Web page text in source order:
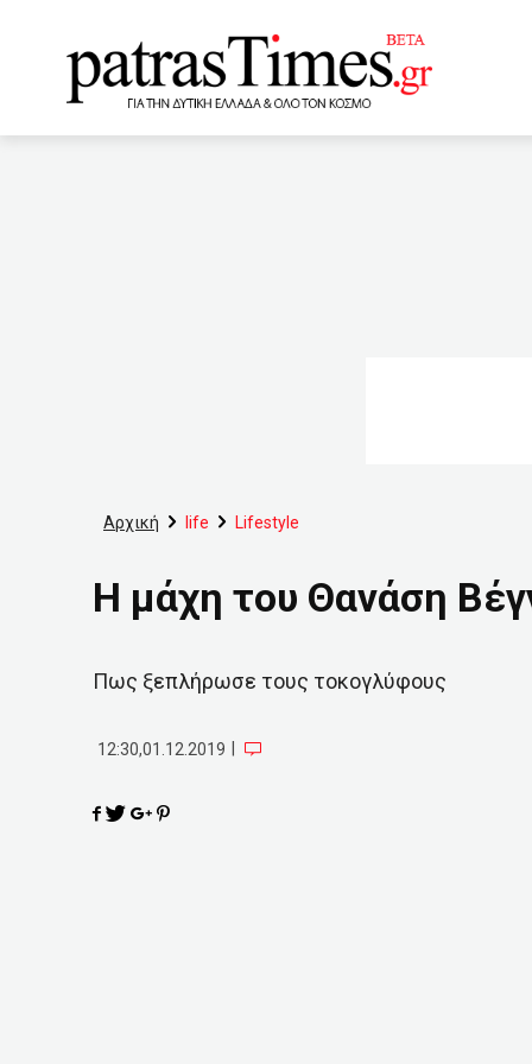
Αρχική life Lifestyle
Η μάχη του Θανάση
Πως ξεπλήρωσε τους τοκογλύφους
12:30,01.12.2019